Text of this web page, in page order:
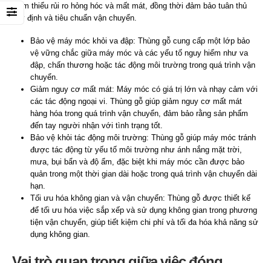
giảm thiểu rủi ro hỏng hóc và mất mát, đồng thời đảm bảo tuân thủ
quy định và tiêu chuẩn vận chuyển.
Bảo vệ máy móc khỏi va đập: Thùng gỗ cung cấp một lớp bảo
vệ vững chắc giữa máy móc và các yếu tố nguy hiểm như va
đập, chấn thương hoặc tác động môi trường trong quá trình vận
chuyển.
Giảm nguy cơ mất mát: Máy móc có giá trị lớn và nhạy cảm với
các tác động ngoại vi. Thùng gỗ giúp giảm nguy cơ mất mát
hàng hóa trong quá trình vận chuyển, đảm bảo rằng sản phẩm
đến tay người nhận với tình trạng tốt.
Bảo vệ khỏi tác động môi trường: Thùng gỗ giúp máy móc tránh
được tác động từ yếu tố môi trường như ánh nắng mặt trời,
mưa, bụi bẩn và độ ẩm, đặc biệt khi máy móc cần được bảo
quản trong một thời gian dài hoặc trong quá trình vận chuyển dài
hạn.
Tối ưu hóa không gian và vận chuyển: Thùng gỗ được thiết kế
để tối ưu hóa việc sắp xếp và sử dụng không gian trong phương
tiện vận chuyển, giúp tiết kiệm chi phí và tối đa hóa khả năng sử
dụng không gian.